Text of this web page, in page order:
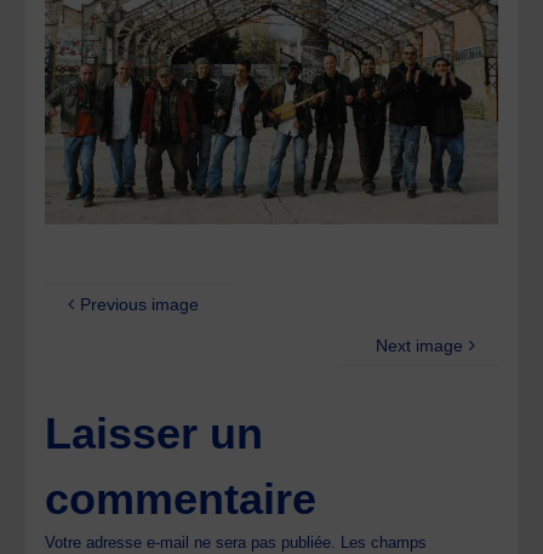
Previous image
Next image
Laisser un
commentaire
Votre adresse e-mail ne sera pas publiée. Les champs